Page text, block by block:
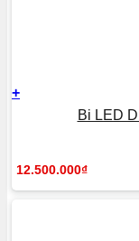
+
Bi LED
12.500.000₫